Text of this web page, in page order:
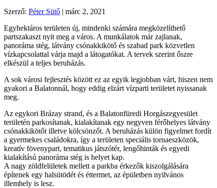
Szerző: Péter Sütő | márc 2, 2021
Egyhektáros területen új, mindenki számára megközelíthető
partszakaszt nyit meg a város. A munkálatok már zajlanak,
panoráma stég, látvány csónakkikötő és szabad park közvetlen
vízkapcsolattal várja majd a látogatókat. A tervek szerint őszre
elkészül a teljes beruházás.
A sok városi fejlesztés között ez az egyik legjobban várt, hiszen nem
gyakori a Balatonnál, hogy eddig elzárt vízparti területet nyissanak
meg.
Az egykori Brázay strand, és a Balatonfüredi Horgászegyesület
területén parkosítanak, kialakítanak egy negyven férőhelyes látvány
csónakkikötőt illetve kölcsönzőt. A beruházás külön figyelmet fordít
a gyermekes családokra, így a területen speciális tornaeszközök,
kreatív fövenypart, tematikus játszótér, lengőhinták és egyedi
kialakítású panoráma stég is helyet kap.
A nagy zöldfelületek mellett a parkba érkezők kiszolgálására
építenek egy halsütödét és éttermet, az épületben nyilvános
illemhely is lesz.